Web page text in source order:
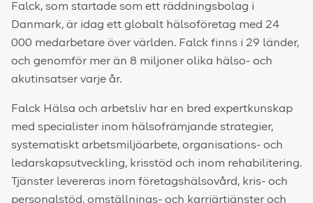
Falck, som startade som ett räddningsbolag i
Danmark, är idag ett globalt hälsoföretag med 24
000 medarbetare över världen. Falck finns i 29 länder,
och genomför mer än 8 miljoner olika hälso- och
akutinsatser varje år.
Falck Hälsa och arbetsliv har en bred expertkunskap
med specialister inom hälsofrämjande strategier,
systematiskt arbetsmiljöarbete, organisations- och
ledarskapsutveckling, krisstöd och inom rehabilitering.
Tjänster levereras inom företagshälsovård, kris- och
personalstöd, omställnings- och karriärtjänster och